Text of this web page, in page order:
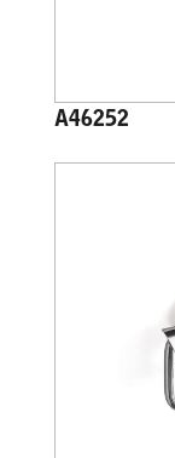
A46252